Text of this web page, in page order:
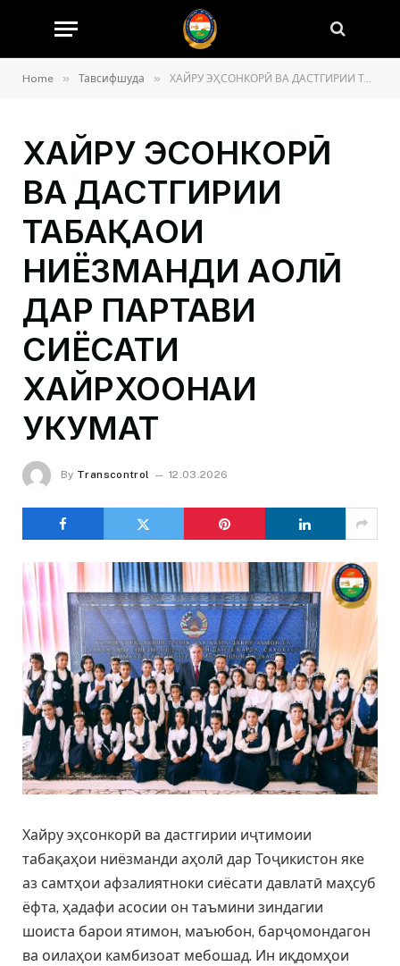
Home » Тавсифшуда » ХАЙРУ ЭҲСОНКОРӢ ВА ДАСТГИРИИ ТАБАҚАҲОИ НИЁЗМАНДИ АҲОЛӢ ДАР ПАРТАВИ СИЁСАТИ ХАЙРХОҲОНАИ ҲУКУМАТ
ХАЙРУ ЭҲСОНКОРӢ
ВА ДАСТГИРИИ
ТАБАҚАҲОИ
НИЁЗМАНДИ АҲОЛӢ
ДАР ПАРТАВИ
СИЁСАТИ
ХАЙРХОҲОНАИ
ҲУКУМАТ
By Transcontrol 12.03.2026
Хайру эҳсонкорӣ ва дастгирии иҷтимоии
табақаҳои ниёзманди аҳолӣ дар Тоҷикистон яке
аз самтҳои афзалиятноки сиёсати давлатӣ маҳсуб
ёфта, ҳадафи асосии он таъмини зиндагии
шоиста барои ятимон, маъюбон, барҷомондагон
ва оилаҳои камбизоат мебошад. Ин иқдомҳои